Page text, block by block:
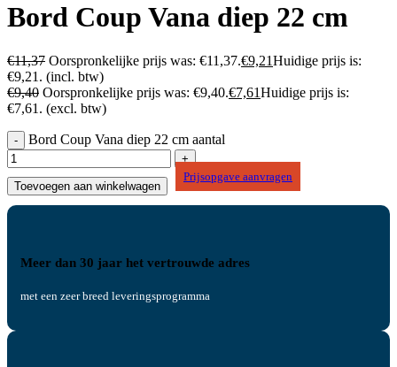
Bord Coup Vana diep 22 cm
€11,37 Oorspronkelijke prijs was: €11,37.€9,21Huidige prijs is:
€9,21. (incl. btw)
€9,40 Oorspronkelijke prijs was: €9,40.€7,61Huidige prijs is:
€7,61. (excl. btw)
Bord Coup Vana diep 22 cm aantal
Toevoegen aan winkelwagen
Prijsopgave aanvragen
Meer dan 30 jaar het vertrouwde adres
met een zeer breed leveringsprogramma